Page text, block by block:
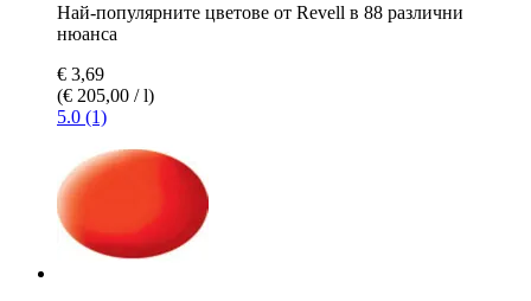
Най-популярните цветове от Revell в 88 различни
нюанса
€ 3,69
(€ 205,00 / l)
5.0 (1)